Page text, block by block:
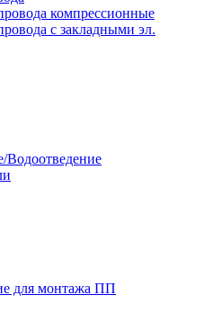
компрессионные
с закладными эл.
Водоотведение
для монтажа ПП